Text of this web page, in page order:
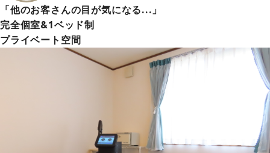
「他のお客さんの目が気になる…」
完全個室&1ベッド制
プライベート空間